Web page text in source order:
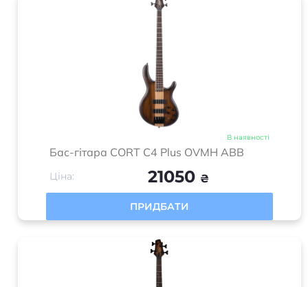
В наявності
Бас-гітара CORT C4 Plus OVMH ABB
Ціна: 21050 ₴
ПРИДБАТИ